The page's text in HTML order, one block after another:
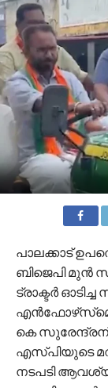
പാലക്കാട്
ബിജെപി മുന്‍
ട്രാക്ടര്‍ ഓടിച്ച
കെ
എസ്പിയുടെ
നടപടി